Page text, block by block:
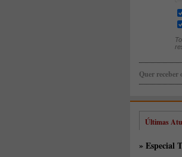
Quer receber
Últimas
» Especial